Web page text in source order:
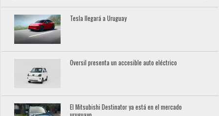
Tesla llegará a Uruguay
Oversil presenta un accesible auto eléctrico
El Mitsubishi Destinator ya está en el mercado